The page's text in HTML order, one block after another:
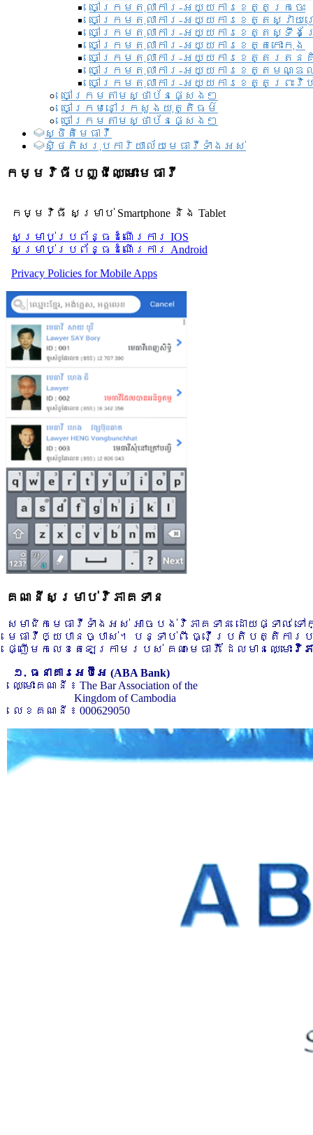
ចៅក្រមតុលាការ-អយ្យការខេត្តក្រចេះ
ចៅក្រមតុលាការ-អយ្យការខេត្តស្វាយ
ចៅក្រមតុលាការ-អយ្យការខេត្តស្ទឹង
ចៅក្រមតុលាការ-អយ្យការខេត្តកោះកុង
ចៅក្រមតុលាការ-អយ្យការខេត្តរតន
ចៅក្រមតុលាការ-អយ្យការខេត្តមណ្
ចៅក្រមតុលាការ-អយ្យការខេត្តព្រះវិហ
ចៅក្រមតាមស្ថាប័នផ្សេងៗ
ចៅក្រមនៅក្រសួងយុត្តិធម៌
ចៅក្រមតាមស្ថាប័នផ្សេងៗ
ស្ថិតិមេធាវី
សិ្ថតិសរុបការិយាល័យមេធាវីទាំងអស់​
កម្មវិធីបញ្ជីឈ្មោះមេធាវី
កម្មវិធី សម្រាប់ Smartphone និង Tablet
សម្រាប់​ប្រព័ន្ធដំណើរការ IOS
សម្រាប់​ប្រព័ន្ធដំណើរការ Android
Privacy Policies for Mobile Apps
គណនីសម្រាប់វិភាគទាន
សមាជិកមេធាវីទាំងអស់ អាចបង់វិភាគទាន ដោយផ្ទាល់
មេធាវីឲ្យបានច្បាស់។ បន្ទាប់ពី ធ្វើប្រតិបត្តិកា
ផ្ញើមកលេខតេឡេក្រាមរបស់ គណៈមេធាវី ដែលមានឈ្មោះ វិភ
១. ធនាគារអេប៊ីអេ (ABA Bank)
ឈ្មោះគណនី ៖ The Bar Association of the
Kingdom of Cambodia
លេខគណនី ៖ 000629050